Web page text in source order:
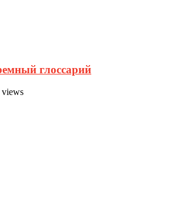
глоссарий
views